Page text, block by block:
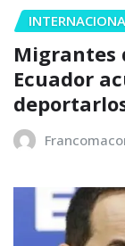
Migrantes
Ecuador